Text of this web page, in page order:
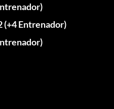
(+4 Entrenador)